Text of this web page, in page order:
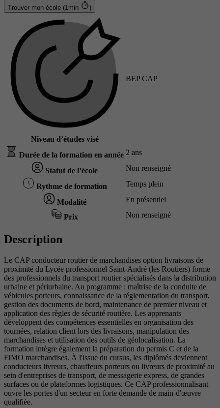
Trouver mon école (1min )
Niveau d’études visé
BEP CAP
Durée de la formation en année 2 ans
Statut de l’école Non renseigné
Rythme de formation Temps plein
Modalité En présentiel
Prix Non renseigné
Description
Le CAP conducteur routier de marchandises option livraisons de
proximité du Lycée professionnel Saint-André (les Routiers) forme
des professionnels du transport routier spécialisés dans la distribution
urbaine et périurbaine. Au programme : maîtrise de la conduite de
véhicules porteurs, connaissance de la réglementation du transport,
gestion des documents de bord, maintenance de premier niveau et
application des règles de sécurité routière. Les apprenants
développent des compétences essentielles en organisation des
tournées, relation client lors des livraisons, manipulation des
marchandises et utilisation des outils de géolocalisation. La
formation intègre également la préparation du permis C et de la
FIMO marchandises. À l'issue du cursus, les diplômés deviennent
conducteurs livreurs, chauffeurs porteurs ou livreurs de proximité au
sein d'entreprises de transport, de messagerie express, de grandes
surfaces ou de plateformes logistiques. Ce CAP professionnalisant
ouvre les portes d'un secteur en forte demande de main-d'œuvre
qualifiée.